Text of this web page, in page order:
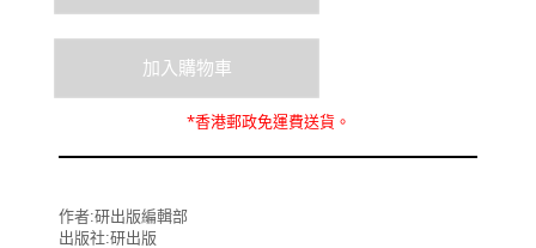
*香港郵政免運費送貨。
作者:研出版編輯部
出版社:研出版